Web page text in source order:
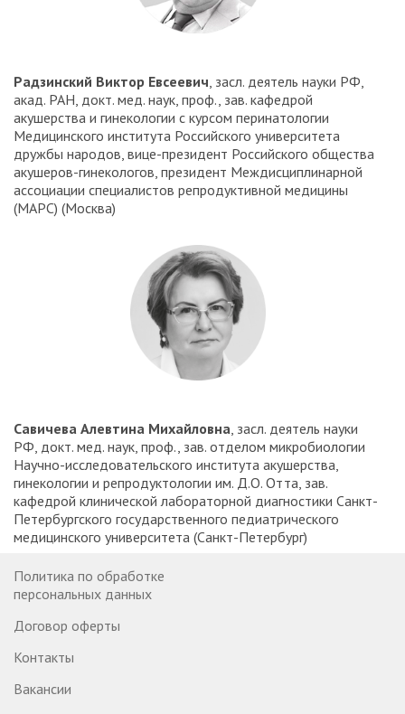
Радзинский Виктор Евсеевич , засл. деятель науки РФ,
акад. РАН, докт. мед. наук, проф., зав. кафедрой
акушерства и гинекологии с курсом перинатологии
Медицинского института Российского университета
дружбы народов, вице-президент Российского общества
акушеров-гинекологов, президент Междисциплинарной
ассоциации специалистов репродуктивной медицины
(МАРС) (Москва)
Савичева Алевтина Михайловна , засл. деятель науки
РФ, докт. мед. наук, проф., зав. отделом микробиологии
Научно-исследовательского института акушерства,
гинекологии и репродуктологии им. Д.О. Отта, зав.
кафедрой клинической лабораторной диагностики Санкт-
Петербургского государственного педиатрического
медицинского университета (Санкт-Петербург)
Политика по обработке
персональных данных
Договор оферты
Контакты
Вакансии